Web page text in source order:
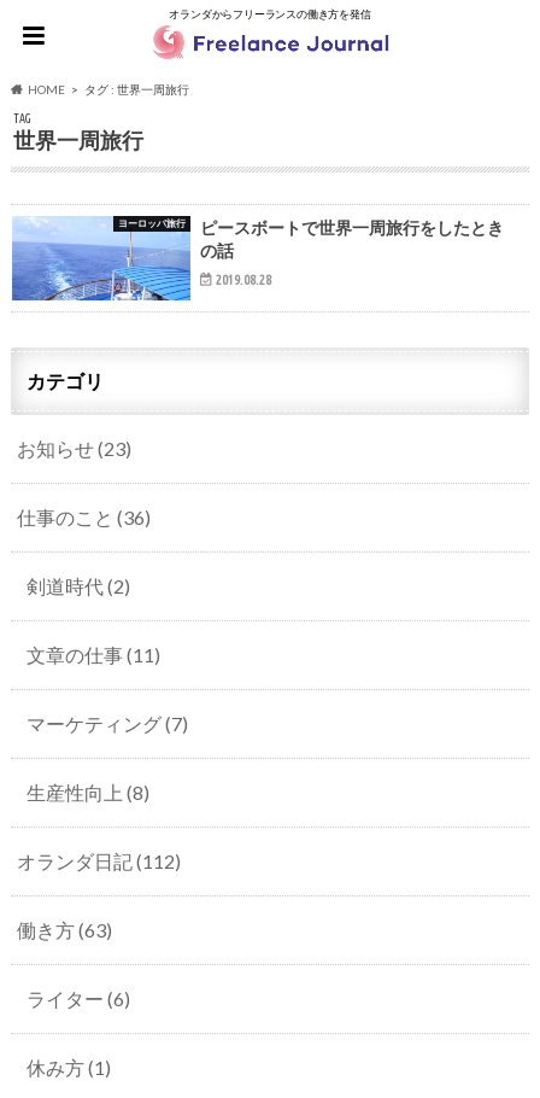
オランダからフリーランスの働き方を発信
HOME タグ : 世界一周旅行
TAG
世界一周旅行
ヨーロッパ旅行
ピースボートで世界一周旅行をしたとき
の話
2019.08.28
カテゴリ
お知らせ(23)
仕事のこと (36)
剣道時代(2)
文章の仕事(11)
マーケティング(7)
生産性向上 (8)
オランダ日記(112)
働き方(63)
ライター (6)
休み方(1)